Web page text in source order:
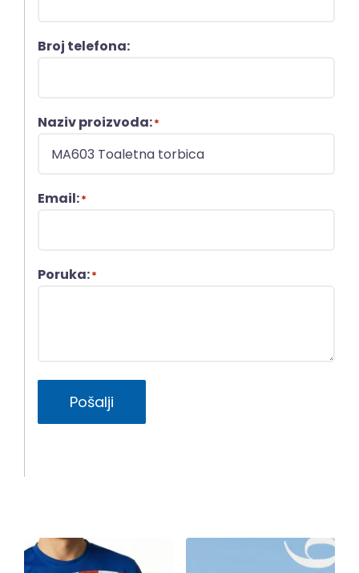
Broj telefona:
Naziv proizvoda:*
Email:*
Poruka:*
Pošalji